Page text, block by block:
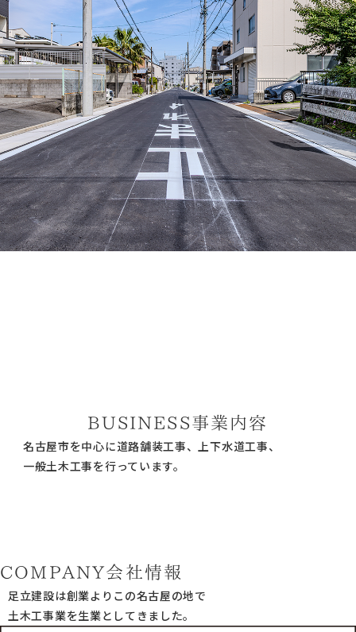
BUSINESS事業内容
名古屋市を中心に道路舗装工事、上下水道工事、
一般土木工事を行っています。
COMPANY会社情報
足立建設は創業よりこの名古屋の地で
土木工事業を生業としてきました。